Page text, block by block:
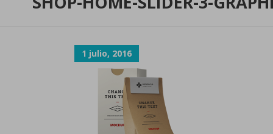
1 julio, 2016